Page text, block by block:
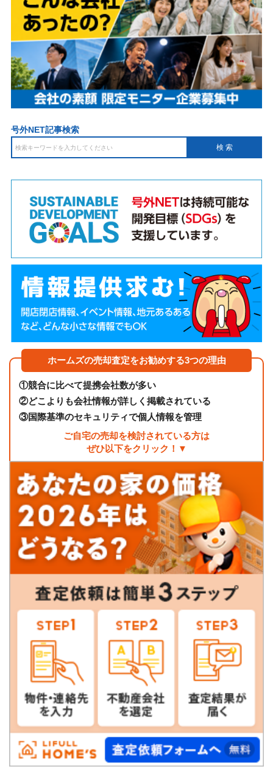
号外NET記事検索
ホームズの売却査定をお勧めする3つの理由
①競合に比べて提携会社数が多い
②どこよりも会社情報が詳しく掲載されている
③国際基準のセキュリティで個人情報を管理
ご自宅の売却を検討されている方は
ぜひ以下をクリック！▼